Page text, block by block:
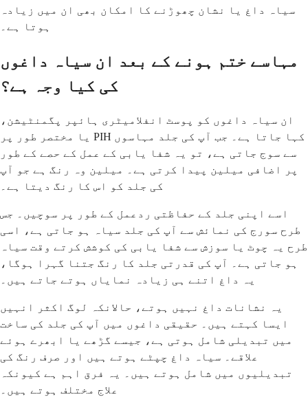
سیاہ داغ یا نشان چھوڑنے کا امکان بھی ان میں زیادہ
ہوتا ہے۔
مہاسے ختم ہونے کے بعد ان سیاہ داغوں
کی کیا وجہ ہے؟
ان سیاہ داغوں کو پوسٹ انفلامیٹری ہائپر پگمنٹیشن،
یا مختصر طور پر PIH کہا جاتا ہے۔ جب آپ کی جلد مہاسوں
سے سوج جاتی ہے، تو یہ شفا یابی کے عمل کے حصے کے طور
پر اضافی میلین پیدا کرتی ہے۔ میلین وہ رنگ ہے جو آپ
کی جلد کو اس کا رنگ دیتا ہے۔
اسے اپنی جلد کے حفاظتی ردعمل کے طور پر سوچیں۔ جس
طرح سورج کی نمائش سے آپ کی جلد سیاہ ہو جاتی ہے، اسی
طرح یہ چوٹ یا سوزش سے شفا یابی کی کوشش کرتے وقت سیاہ
ہو جاتی ہے۔ آپ کی قدرتی جلد کا رنگ جتنا گہرا ہوگا،
یہ داغ اتنے ہی زیادہ نمایاں ہوتے جاتے ہیں۔
یہ نشانات داغ نہیں ہوتے، حالانکہ لوگ اکثر انہیں
ایسا کہتے ہیں۔ حقیقی داغوں میں آپ کی جلد کی ساخت
میں تبدیلی شامل ہوتی ہے، جیسے گڑھے یا ابھرے ہوئے
علاقے۔ سیاہ داغ چپٹے ہوتے ہیں اور صرف رنگ کی
تبدیلیوں میں شامل ہوتے ہیں۔ یہ فرق اہم ہے کیونکہ
علاج مختلف ہوتے ہیں۔